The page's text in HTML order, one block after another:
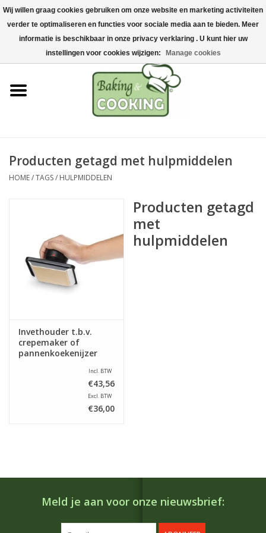
Home
Bak-& kookgerei
Machines & onderdelen
Chocolade & ijsbereiding
Hygiëne & opslag
Producten getagd met hulpmiddelen
HOME/TAGS/ HULPMIDDELEN
Invethouder t.b.v.
crepemaker of
pannenkoekenijzer
Incl. BTW
€43,56
Excl. BTW
€36,00
Producten getagd
met
hulpmiddelen
Meld je aan voor onze nieuwsbrief:
Wij willen graag cookies gebruiken om onze website en marketing activiteiten
verder te optimaliseren en functies voor sociale media aan te bieden. Meer
informatie is beschikbaar in onze privacy verklaring . U kunt hier uw
instellingen voor cookies wijzigen:
Manage cookies